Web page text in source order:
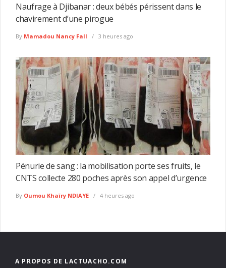
Naufrage à Djibanar : deux bébés périssent dans le
chavirement d’une pirogue
By Mamadou Nancy Fall 3 heures ago
Pénurie de sang : la mobilisation porte ses fruits, le
CNTS collecte 280 poches après son appel d’urgence
By Oumou Khaïry NDIAYE 4 heures ago
A PROPOS DE LACTUACHO.COM